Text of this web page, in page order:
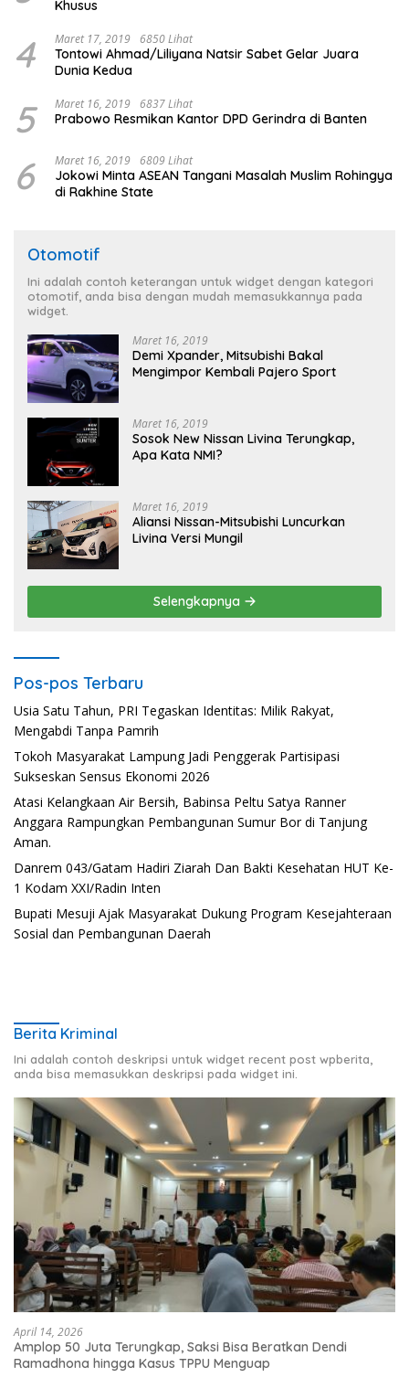
Khusus
4 Maret 17, 2019 6850 Lihat
Tontowi Ahmad/Liliyana Natsir Sabet Gelar Juara
Dunia Kedua
5 Maret 16, 2019 6837 Lihat
Prabowo Resmikan Kantor DPD Gerindra di Banten
6 Maret 16, 2019 6809 Lihat
Jokowi Minta ASEAN Tangani Masalah Muslim Rohingya
di Rakhine State
Otomotif
Ini adalah contoh keterangan untuk widget dengan kategori
otomotif, anda bisa dengan mudah memasukkannya pada
widget.
Maret 16, 2019
Demi Xpander, Mitsubishi Bakal
Mengimpor Kembali Pajero Sport
Maret 16, 2019
Sosok New Nissan Livina Terungkap,
Apa Kata NMI?
Maret 16, 2019
Aliansi Nissan-Mitsubishi Luncurkan
Livina Versi Mungil
Selengkapnya
Pos-pos Terbaru
Usia Satu Tahun, PRI Tegaskan Identitas: Milik Rakyat,
Mengabdi Tanpa Pamrih
Tokoh Masyarakat Lampung Jadi Penggerak Partisipasi
Sukseskan Sensus Ekonomi 2026
Atasi Kelangkaan Air Bersih, Babinsa Peltu Satya Ranner
Anggara Rampungkan Pembangunan Sumur Bor di Tanjung
Aman.
Danrem 043/Gatam Hadiri Ziarah Dan Bakti Kesehatan HUT Ke-
1 Kodam XXI/Radin Inten
Bupati Mesuji Ajak Masyarakat Dukung Program Kesejahteraan
Sosial dan Pembangunan Daerah
Berita Kriminal
Ini adalah contoh deskripsi untuk widget recent post wpberita,
anda bisa memasukkan deskripsi pada widget ini.
April 14, 2026
Amplop 50 Juta Terungkap, Saksi Bisa Beratkan Dendi
Ramadhona hingga Kasus TPPU Menguap